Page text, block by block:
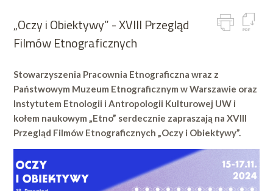
„Oczy i Obiektywy” - XVIII Przegląd
Filmów Etnograficznych
Stowarzyszenia Pracownia Etnograficzna wraz z
Państwowym Muzeum Etnograficznym w Warszawie oraz
Instytutem Etnologii i Antropologii Kulturowej UW i
kołem naukowym „Etno” serdecznie zapraszają na XVIII
Przegląd Filmów Etnograficznych „Oczy i Obiektywy”.